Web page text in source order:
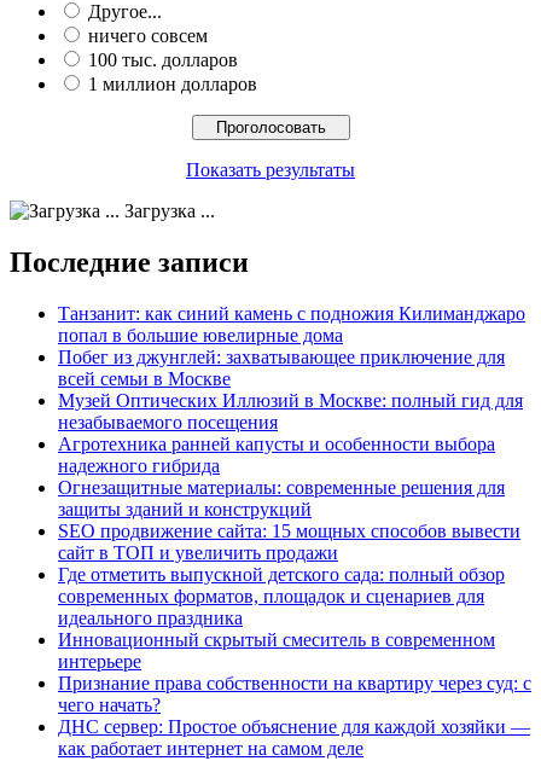
Другое...
ничего совсем
100 тыс. долларов
1 миллион долларов
Показать результаты
Загрузка ...
Последние записи
Танзанит: как синий камень с подножия Килиманджаро
попал в большие ювелирные дома
Побег из джунглей: захватывающее приключение для
всей семьи в Москве
Музей Оптических Иллюзий в Москве: полный гид для
незабываемого посещения
Агротехника ранней капусты и особенности выбора
надежного гибрида
Огнезащитные материалы: современные решения для
защиты зданий и конструкций
SEO продвижение сайта: 15 мощных способов вывести
сайт в ТОП и увеличить продажи
Где отметить выпускной детского сада: полный обзор
современных форматов, площадок и сценариев для
идеального праздника
Инновационный скрытый смеситель в современном
интерьере
Признание права собственности на квартиру через суд: с
чего начать?
ДНС сервер: Простое объяснение для каждой хозяйки —
как работает интернет на самом деле